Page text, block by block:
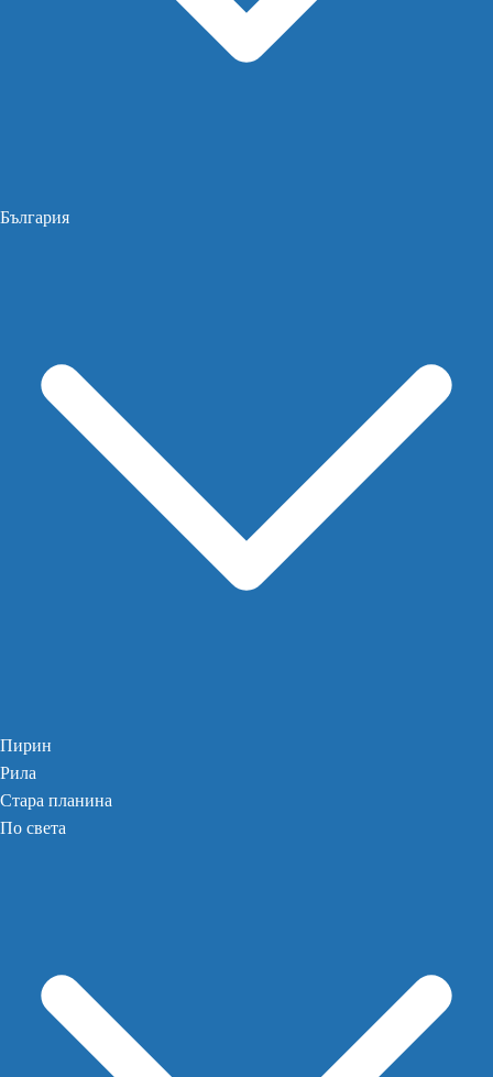
България
Пирин
Рила
Стара планина
По света